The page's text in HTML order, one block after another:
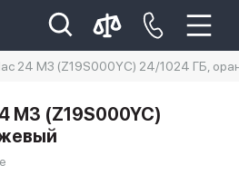
айфон 14
24 M3 (Z19S000YC) 24/1024 ГБ,
M3 (Z19S000YC)